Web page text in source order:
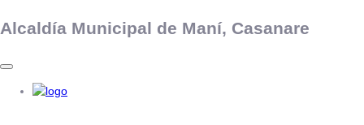
Alcaldía Municipal de Maní, Casanare